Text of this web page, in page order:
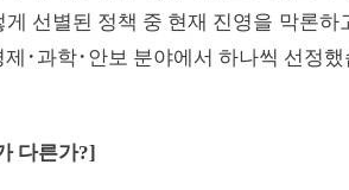
선별된 정책 중 현재 진영을 막론하
･과학･안보 분야에서 하나씩 선정했
다른가?]